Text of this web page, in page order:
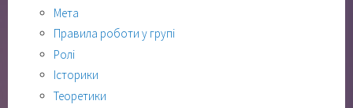
Мета
Правила роботи у групі
Ролі
Історики
Теоретики